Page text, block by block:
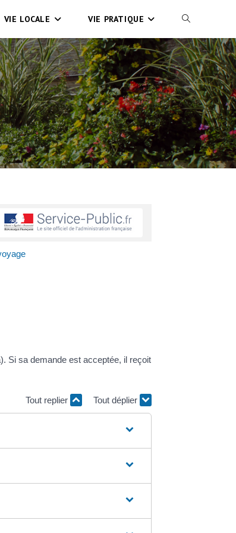
VIE LOCALE VIE PRATIQUE
Si sa demande est acceptée, il reçoit
Tout replier Tout déplier